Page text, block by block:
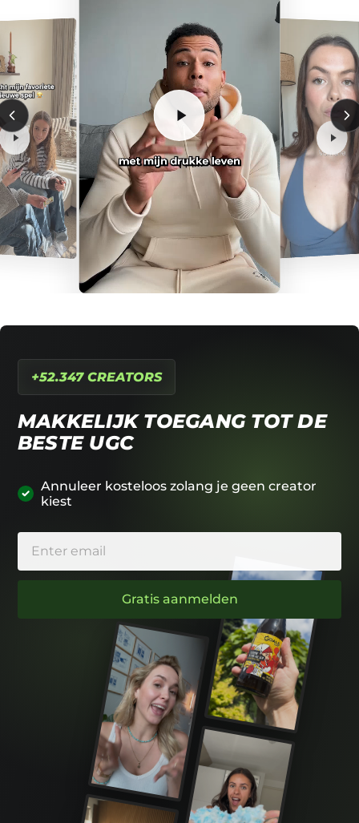
+52.347 CREATORS
MAKKELIJK TOEGANG TOT DE
BESTE UGC
Annuleer kosteloos zolang je geen creator
kiest
Gratis aanmelden